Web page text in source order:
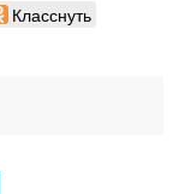
Класснуть